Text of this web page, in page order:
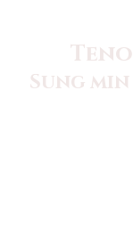
Sung